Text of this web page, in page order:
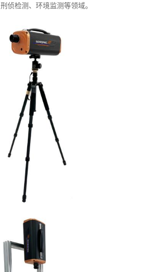
侦检测、环境监测等领域。